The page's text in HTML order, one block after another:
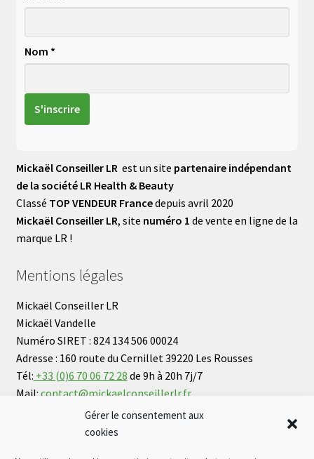
Gérer le consentement aux
cookies
Nom *
Mickaël Conseiller LR est un site partenaire indépendant
de la société LR Health & Beauty
Classé TOP VENDEUR Francedepuis avril 2020
Mickaël Conseiller LR, site numéro 1 de vente en ligne de la
marque LR !
Mentions légales
Mickaël Conseiller LR
Mickaël Vandelle
Numéro SIRET : 824 134 506 00024
Adresse : 160 route du Cernillet 39220 Les Rousses
Tél: +33 (0)6 70 06 72 28 de 9h à 20h 7j/7
Mail: contact@mickaelconseillerlr.fr